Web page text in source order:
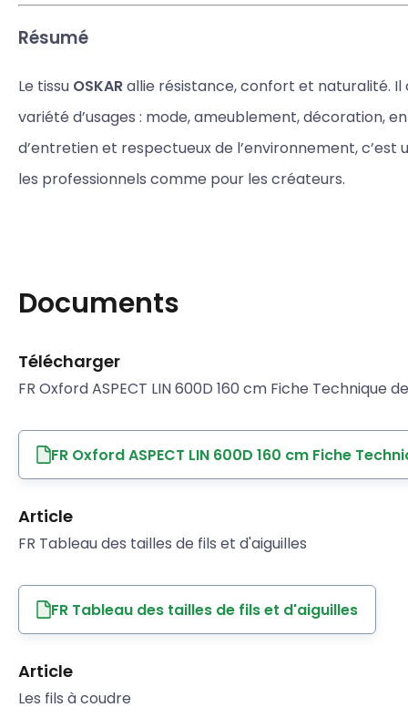
Résumé
Le tissu OSKARallie résistance, confort et naturalité. Il
variété d’usages : mode, ameublement, décoration,
d’entretien et respectueux de l’environnement, c’est
les professionnels comme pour les créateurs.
Documents
Télécharger
FR Oxford ASPECT LIN 600D 160 cm Fiche Technique
FR Oxford ASPECT LIN 600D 160 cm Fiche
Article
FR Tableau des tailles de fils et d'aiguilles
FR Tableau des tailles de fils et d'aiguilles
Article
Les fils à coudre